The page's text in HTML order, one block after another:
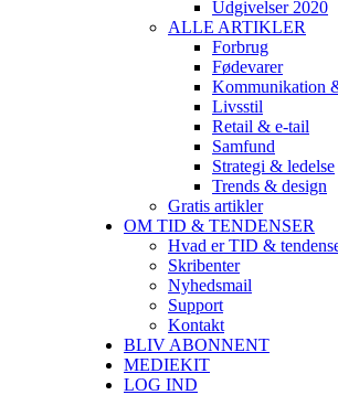
Udgivelser 2020
ALLE ARTIKLER
Forbrug
Fødevarer
Kommunikation
Livsstil
Retail & e-tail
Samfund
Strategi & ledelse
Trends & design
Gratis artikler
OM TID & TENDENSER
Hvad er TID &
Skribenter
Nyhedsmail
Support
Kontakt
BLIV ABONNENT
MEDIEKIT
LOG IND